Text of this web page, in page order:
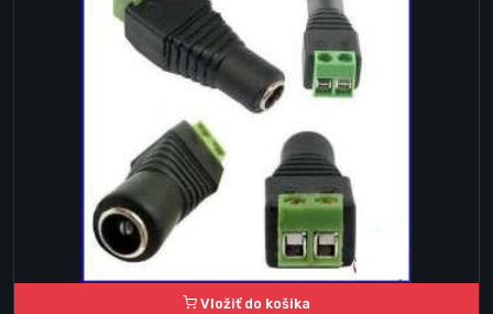
Vložiť do košika